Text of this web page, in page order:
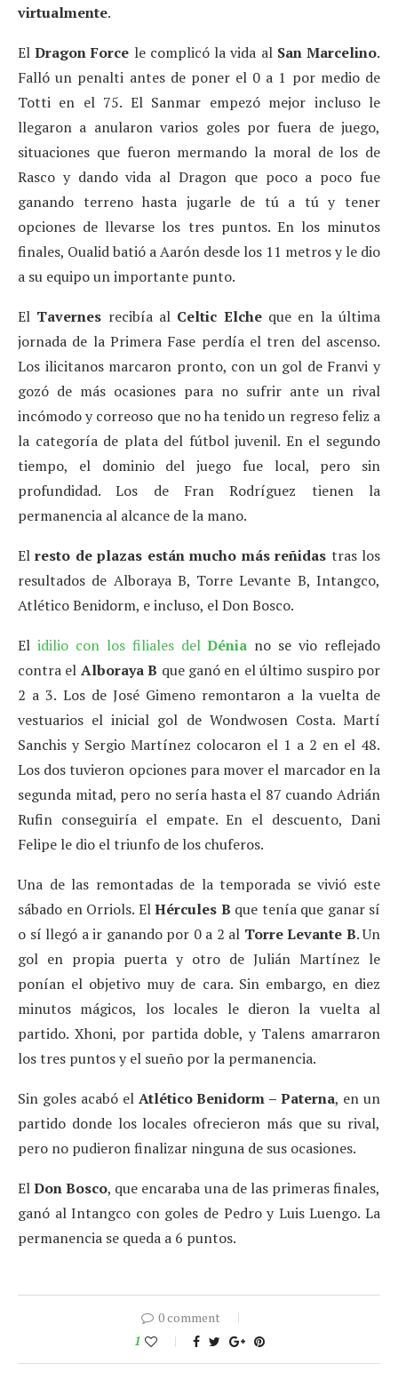
virtualmente.
ElDragon Force le complicó la vida al San Marcelino.
Falló un penalti antes de poner el 0 a 1 por medio de
Totti en el 75. El Sanmar empezó mejor incluso le
llegaron a anularon varios goles por fuera de juego,
situaciones que fueron mermando la moral de los de
Rasco y dando vida al Dragon que poco a poco fue
ganando terreno hasta jugarle de tú a tú y tener
opciones de llevarse los tres puntos. En los minutos
finales, Oualid batió a Aarón desde los 11 metros y le dio
a su equipo un importante punto.
El Tavernes recibía al Celtic Elcheque en la última
jornada de la Primera Fase perdía el tren del ascenso.
Los ilicitanos marcaron pronto, con un gol de Franvi y
gozó de más ocasiones para no sufrir ante un rival
incómodo y correoso que no ha tenido un regreso feliz a
la categoría de plata del fútbol juvenil. En el segundo
tiempo, el dominio del juego fue local, pero sin
profundidad. Los de Fran Rodríguez tienen la
permanencia al alcance de la mano.
Elresto de plazas están mucho más reñidas tras los
resultados de Alboraya B, Torre Levante B, Intangco,
Atlético Benidorm, e incluso, el Don Bosco.
El idilio con los filiales delDénia no se vio reflejado
contra el Alboraya B que ganó en el último suspiro por
2 a 3. Los de José Gimeno remontaron a la vuelta de
vestuarios el inicial gol de Wondwosen Costa. Martí
Sanchis y Sergio Martínez colocaron el 1 a 2 en el 48.
Los dos tuvieron opciones para mover el marcador en la
segunda mitad, pero no sería hasta el 87 cuando Adrián
Rufin conseguiría el empate. En el descuento, Dani
Felipe le dio el triunfo de los chuferos.
Una de las remontadas de la temporada se vivió este
sábado en Orriols. ElHércules B que tenía que ganar sí
o sí llegó a ir ganando por 0 a 2 al Torre Levante B. Un
gol en propia puerta y otro de Julián Martínez le
ponían el objetivo muy de cara. Sin embargo, en diez
minutos mágicos, los locales le dieron la vuelta al
partido. Xhoni, por partida doble, y Talens amarraron
los tres puntos y el sueño por la permanencia.
Sin goles acabó el Atlético Benidorm – Paterna, en un
partido donde los locales ofrecieron más que su rival,
pero no pudieron finalizar ninguna de sus ocasiones.
ElDon Bosco, que encaraba una de las primeras finales,
ganó al Intangco con goles de Pedro y Luis Luengo. La
permanencia se queda a 6 puntos.
0 comment
1